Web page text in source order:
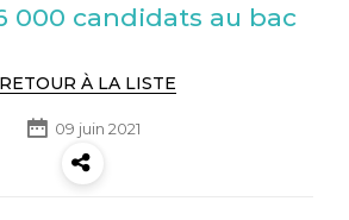
000 candidats au bac
RETOUR À LA LISTE
09 juin 2021